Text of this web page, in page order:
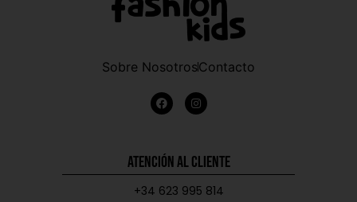
Sobre NosotrosContacto
Atención al Cliente
+34 623 995 814